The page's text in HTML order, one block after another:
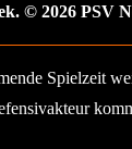
© 2026 PSV
Spielzeit